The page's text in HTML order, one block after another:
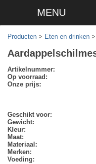
MENU
Producten > Eten en drinken >
Artikelnummer:
Op voorraad:
Onze prijs:
Geschikt voor:
Gewicht:
Kleur:
Maat:
Materiaal:
Merken:
Voeding: